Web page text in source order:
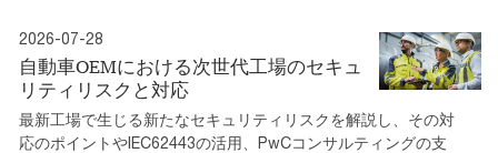
2026-07-28
自動車OEMにおける次世代工場のセキュ
リティリスクと対応
最新工場で生じる新たなセキュリティリスクを解説し、その対
応のポイントやIEC62443の活用、PwCコンサルティングの支